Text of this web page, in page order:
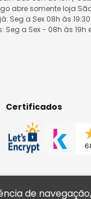
de
abre somente loja
Seg a Sex 08h às
Seg a Sex - 08h às
Certificados